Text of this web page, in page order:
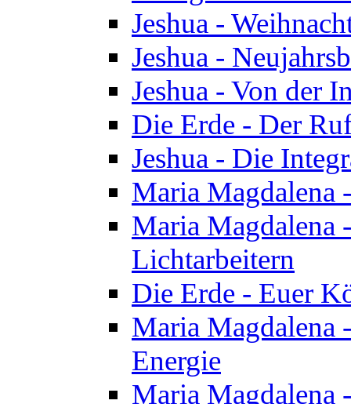
Jeshua -
Jeshua -
Jeshua - Von der
Die Erde - Der
Jeshua - Die
Maria Magdalena
Maria Magdalena
Lichtarbeitern
Die Erde - Euer
Maria Magdalena
Energie
Maria Magdalena